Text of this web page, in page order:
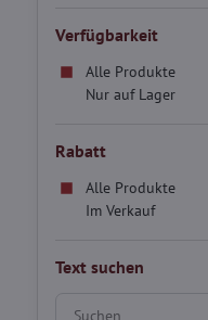
Verfügbarkeit
Alle Produkte
Nur auf Lager
Rabatt
Alle Produkte
Im Verkauf
Text suchen
Suchfilterergebnisse